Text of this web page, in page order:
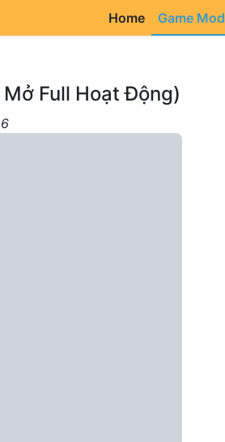
Home Game Mod
Full Hoạt Động)